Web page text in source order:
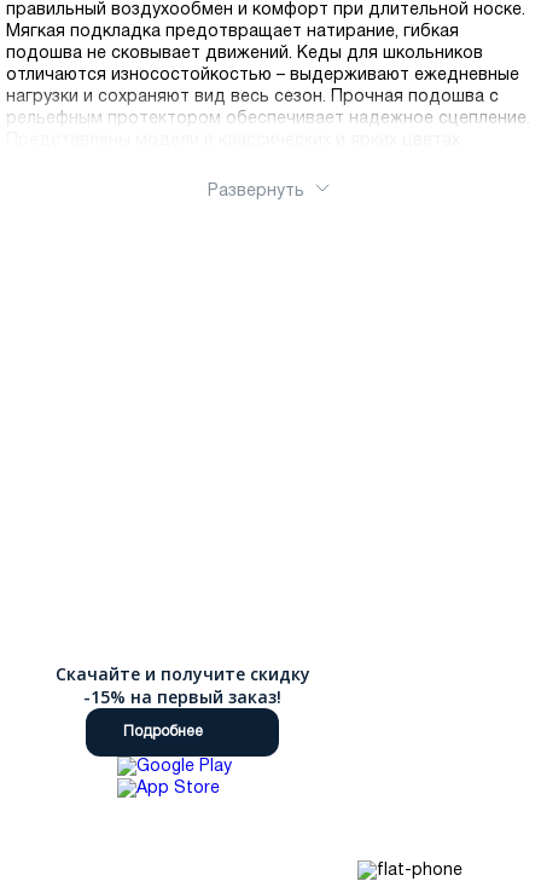
Покупателям
правильный воздухообмен и комфорт при длительной носке.
Мягкая подкладка предотвращает натирание, гибкая
подошва не сковывает движений. Кеды для школьников
отличаются износостойкостью – выдерживают ежедневные
нагрузки и сохраняют вид весь сезон. Прочная подошва с
рельефным протектором обеспечивает надежное сцепление.
Развернуть
Скачайте и получите скидку
-15% на первый заказ!
Подробнее